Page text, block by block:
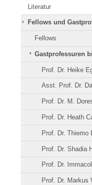
Literatur
Fellows und
Fellows
Gastprofessuren
Prof. Dr. Heike
Asst. Prof. Dr.
Prof. Dr. M.
Prof. Dr. Heath
Prof. Dr. Thiemo
Prof. Dr. Shadia
Prof. Dr.
Prof. Dr. Markus